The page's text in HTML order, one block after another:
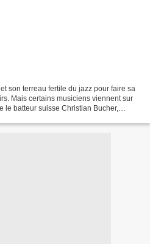
son terreau fertile du jazz pour faire sa
Mais certains musiciens viennent sur
le batteur suisse Christian Bucher,